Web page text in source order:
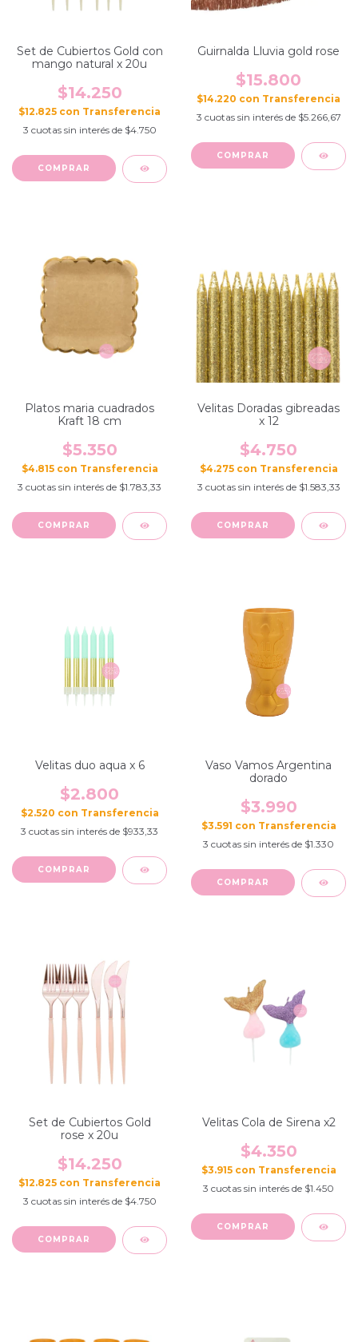
Set de Cubiertos Gold con
mango natural x 20u
$14.250
$12.825 con
3 cuotas sin interés de $4.750
Guirnalda Lluvia gold rose
$15.800
$14.220 con
3 cuotas sin interés de $5.266,67
Platos maria cuadrados
Kraft 18 cm
$5.350
$4.815 con
3 cuotas sin interés de $1.783,33
Velitas Doradas gibreadas
x 12
$4.750
$4.275 con
3 cuotas sin interés de $1.583,33
Velitas duo aqua x 6
$2.800
$2.520 con
3 cuotas sin interés de $933,33
Vaso Vamos Argentina
dorado
$3.990
$3.591 con
3 cuotas sin interés de $1.330
Set de Cubiertos Gold
rose x 20u
$14.250
$12.825 con
3 cuotas sin interés de $4.750
Velitas Cola de Sirena x2
$4.350
$3.915 con
3 cuotas sin interés de $1.450